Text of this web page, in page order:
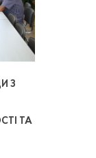
З
ТА